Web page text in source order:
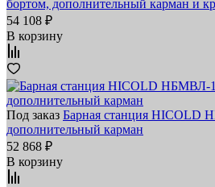
бортом, дополнительный карман и
54 108 ₽
В корзину
Под заказ Барная станция HICOLD
дополнительный карман
52 868 ₽
В корзину